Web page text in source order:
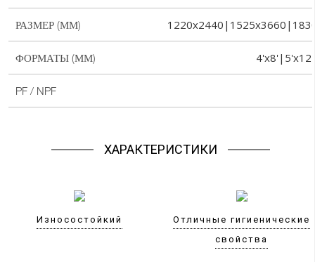
РАЗМЕР (ММ)
ФОРМАТЫ (ММ)
PF / NPF
ХАРАКТЕРИСТИКИ
Износостойкий
Отличные гигиенические
свойства